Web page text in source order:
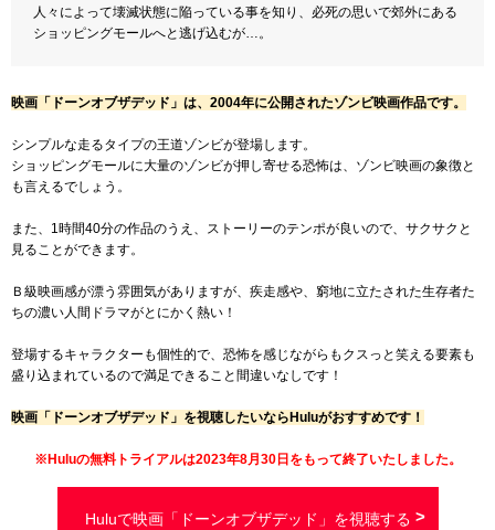
人々によって壊滅状態に陥っている事を知り、必死の思いで郊外にある
ショッピングモールへと逃げ込むが…。
映画「ドーンオブザデッド」は、2004年に公開されたゾンビ映画作品です。
シンプルな走るタイプの王道ゾンビが登場します。
ショッピングモールに大量のゾンビが押し寄せる恐怖は、ゾンビ映画の象徴と
も言えるでしょう。
また、1時間40分の作品のうえ、ストーリーのテンポが良いので、サクサクと
見ることができます。
Ｂ級映画感が漂う雰囲気がありますが、疾走感や、窮地に立たされた生存者た
ちの濃い人間ドラマがとにかく熱い！
登場するキャラクターも個性的で、恐怖を感じながらもクスっと笑える要素も
盛り込まれているので満足できること間違いなしです！
映画「ドーンオブザデッド」を視聴したいならHuluがおすすめです！
※Huluの無料トライアルは2023年8月30日をもって終了いたしました。
Huluで映画「ドーンオブザデッド」を視聴する